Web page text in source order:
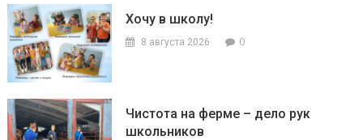
Хочу в школу!
8 августа 2026 0
Чистота на ферме – дело рук
школьников